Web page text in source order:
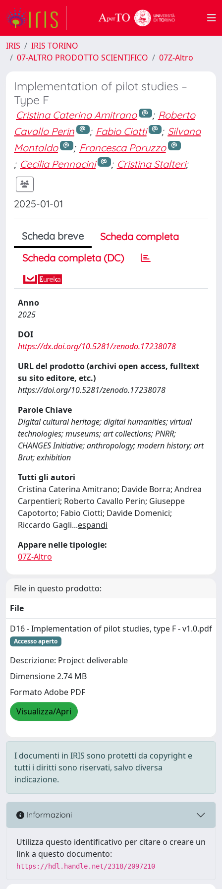
IRIS
IRIS TORINO
07-ALTRO PRODOTTO SCIENTIFICO
07Z-Altro
Implementation of pilot studies –
Type F
Cristina Caterina Amitrano ; Roberto
Cavallo Perin
; Fabio Ciotti ; Silvano
Montaldo
; Francesca Paruzzo
; Cecilia Pennacini ; Cristina Stalteri;
2025-01-01
Scheda breve
Scheda completa
Scheda completa (DC)
Anno
2025
DOI
https://dx.doi.org/10.5281/zenodo.17238078
URL del prodotto (archivi open access, fulltext
su sito editore, etc.)
https://doi.org/10.5281/zenodo.17238078
Parole Chiave
Digital cultural heritage; digital humanities; virtual
technologies; museums; art collections; PNRR;
CHANGES Initiative; anthropology; modern history; art
Brut; exhibition
Tutti gli autori
Cristina Caterina Amitrano; Davide Borra; Andrea
Carpentieri; Roberto Cavallo Perin; Giuseppe
Capotorto; Fabio Ciotti; Davide Domenici;
Riccardo Gagli...espandi
Appare nelle tipologie:
07Z-Altro
File in questo prodotto:
File
D16 - Implementation of pilot studies, type F - v1.0.pdf
Accesso aperto
Descrizione: Project deliverable
Dimensione 2.74 MB
Formato Adobe PDF
Visualizza/Apri
I documenti in IRIS sono protetti da copyright e
tutti i diritti sono riservati, salvo diversa
indicazione.
Informazioni
Utilizza questo identificativo per citare o creare un
link a questo documento:
https://hdl.handle.net/2318/2097210